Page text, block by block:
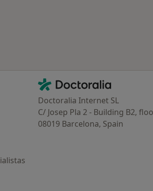
Contacto
Doctoralia - Página de inicio
Doctoralia Internet SL
C/ Josep Pla 2 - Building B2,
08019 Barcelona, Spain